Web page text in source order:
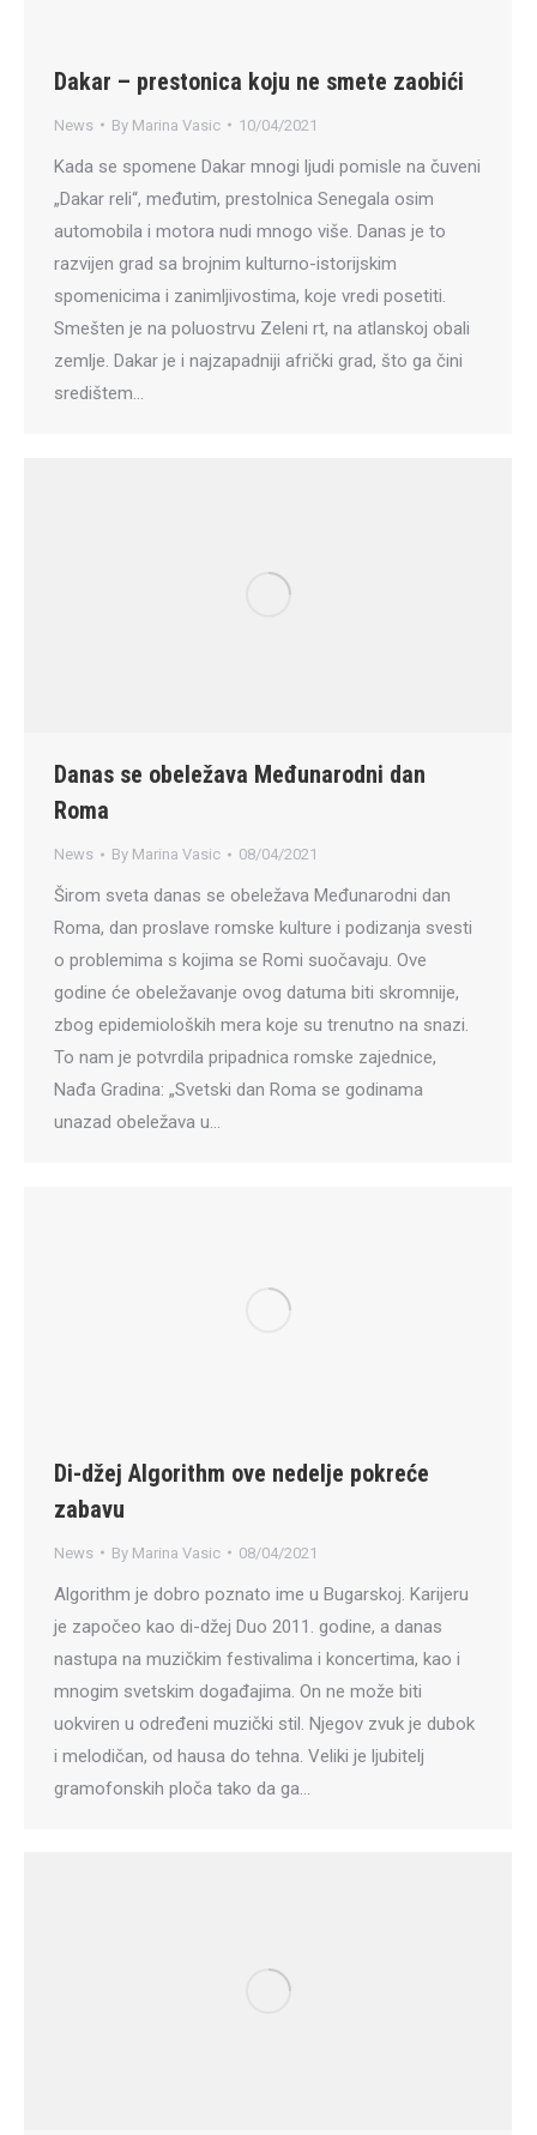
Dakar – prestonica koju ne smete zaobići
News By Marina Vasic 10/04/2021
Kada se spomene Dakar mnogi ljudi pomisle na čuveni
„Dakar reli“, međutim, prestolnica Senegala osim
automobila i motora nudi mnogo više. Danas je to
razvijen grad sa brojnim kulturno-istorijskim
spomenicima i zanimljivostima, koje vredi posetiti.
Smešten je na poluostrvu Zeleni rt, na atlanskoj obali
zemlje. Dakar je i najzapadniji afrički grad, što ga čini
središtem…
Danas se obeležava Međunarodni dan
Roma
News By Marina Vasic 08/04/2021
Širom sveta danas se obeležava Međunarodni dan
Roma, dan proslave romske kulture i podizanja svesti
o problemima s kojima se Romi suočavaju. Ove
godine će obeležavanje ovog datuma biti skromnije,
zbog epidemioloških mera koje su trenutno na snazi.
To nam je potvrdila pripadnica romske zajednice,
Nađa Gradina: „Svetski dan Roma se godinama
unazad obeležava u…
Di-džej Algorithm ove nedelje pokreće
zabavu
News By Marina Vasic 08/04/2021
Algorithm je dobro poznato ime u Bugarskoj. Karijeru
je započeo kao di-džej Duo 2011. godine, a danas
nastupa na muzičkim festivalima i koncertima, kao i
mnogim svetskim događajima. On ne može biti
uokviren u određeni muzički stil. Njegov zvuk je dubok
i melodičan, od hausa do tehna. Veliki je ljubitelj
gramofonskih ploča tako da ga…